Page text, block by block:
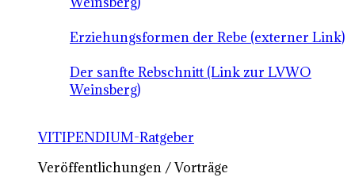
Erziehungsformen der Rebe (externer Link)
Der sanfte Rebschnitt (Link zur LVWO
Weinsberg)
VITIPENDIUM-Ratgeber
Veröffentlichungen / Vorträge